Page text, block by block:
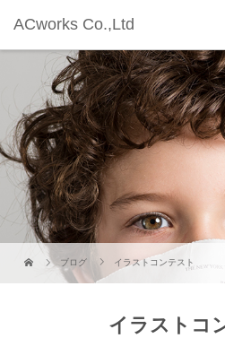
ACworks Co.,Ltd
ブログ イラストコンテスト
イラストコ